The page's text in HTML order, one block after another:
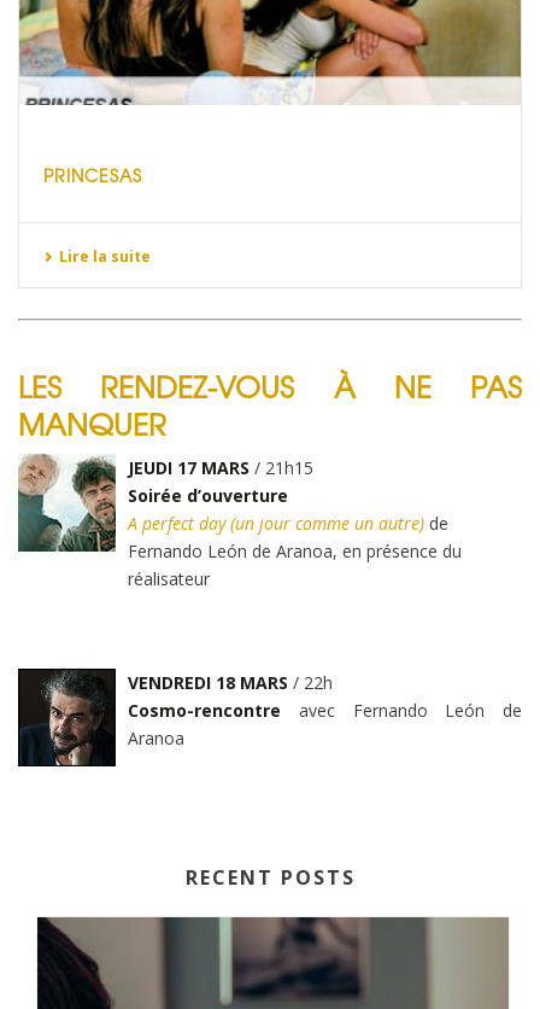
PRINCESAS
Lire la suite
LES RENDEZ-VOUS À NE PAS
MANQUER
JEUDI 17 MARS / 21h15
Soirée d’ouverture
A perfect day (un jour comme un autre) de
Fernando León de Aranoa, en présence du
réalisateur
VENDREDI 18 MARS / 22h
Cosmo-rencontre avec Fernando León de
Aranoa
RECENT POSTS